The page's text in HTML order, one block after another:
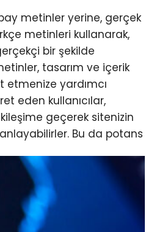
metinler yerine, gerçek
metinleri kullanarak,
bir şekilde
tasarım ve içerik
etmenize yardımcı
eden kullanıcılar,
geçerek sitenizin
Bu da potans